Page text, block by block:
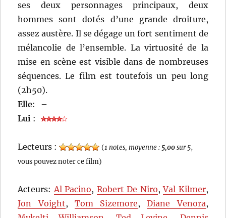
ses deux personnages principaux, deux
hommes sont dotés d’une grande droiture,
assez austère. Il se dégage un fort sentiment de
mélancolie de l’ensemble. La virtuosité de la
mise en scène est visible dans de nombreuses
séquences. Le film est toutefois un peu long
(2h50).
Elle:
–
Lui :
Lecteurs : (1 notes, moyenne : 5,00sur 5,
vous pouvez noter ce film)
Acteurs: Al Pacino, Robert De Niro,Val Kilmer,
Jon Voight, Tom Sizemore,Diane Venora,